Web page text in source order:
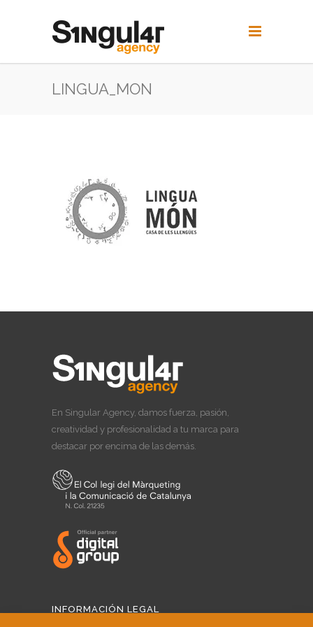
LINGUA_MON
En Singular Agency, damos fuerza, pasión,
creatividad y profesionalidad a tu marca para
destacar por encima de las demás.
INFORMACIÓN LEGAL